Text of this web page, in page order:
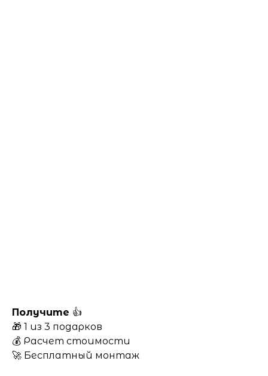
Получите 👍
🎁 1 из 3 подарков
💰 Расчет стоимости
🚀 Бесплатный монтаж